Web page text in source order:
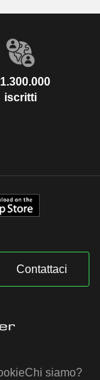
iscritti
Contattaci
Chi siamo?